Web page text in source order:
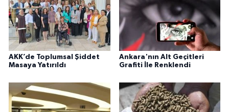
AKK’de Toplumsal Şiddet
Masaya Yatırıldı
Ankara'nın Alt Geçitleri
Grafiti İle Renklendi